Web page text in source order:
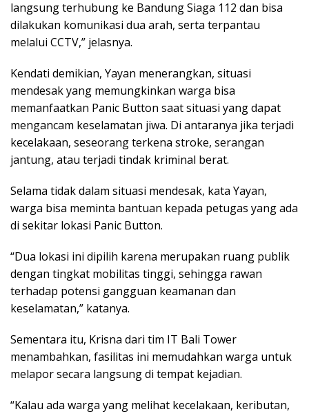
langsung terhubung ke Bandung Siaga 112 dan bisa
dilakukan komunikasi dua arah, serta terpantau
melalui CCTV,” jelasnya.
Kendati demikian, Yayan menerangkan, situasi
mendesak yang memungkinkan warga bisa
memanfaatkan Panic Button saat situasi yang dapat
mengancam keselamatan jiwa. Di antaranya jika terjadi
kecelakaan, seseorang terkena stroke, serangan
jantung, atau terjadi tindak kriminal berat.
Selama tidak dalam situasi mendesak, kata Yayan,
warga bisa meminta bantuan kepada petugas yang ada
di sekitar lokasi Panic Button.
“Dua lokasi ini dipilih karena merupakan ruang publik
dengan tingkat mobilitas tinggi, sehingga rawan
terhadap potensi gangguan keamanan dan
keselamatan,” katanya.
Sementara itu, Krisna dari tim IT Bali Tower
menambahkan, fasilitas ini memudahkan warga untuk
melapor secara langsung di tempat kejadian.
“Kalau ada warga yang melihat kecelakaan, keributan,